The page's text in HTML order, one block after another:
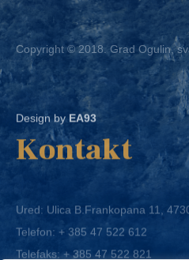
Copyright © 2018. Grad Ogulin,
Design byEA93
Kontakt
Ured: Ulica B.Frankopana 11,
Telefon:+ 385 47 522 612
Telefaks:+ 385 47 522 821
E-mail:grad-ogulin@ogulin.hr